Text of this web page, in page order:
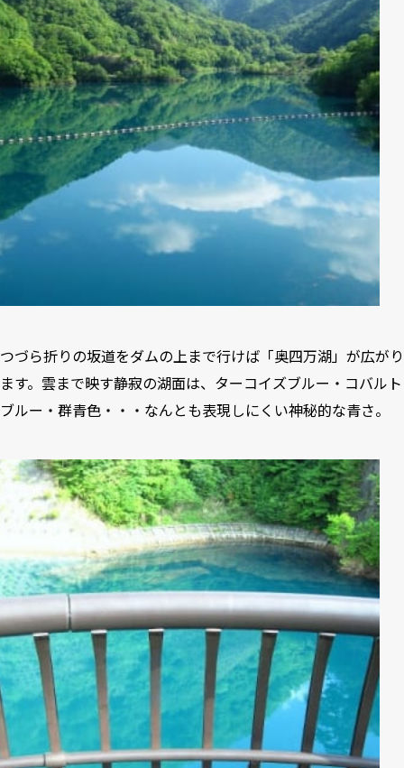
つづら折りの坂道をダムの上まで行けば「奥四万湖」が広がり
ます。雲まで映す静寂の湖面は、ターコイズブルー・コバルト
ブルー・群青色・・・なんとも表現しにくい神秘的な青さ。